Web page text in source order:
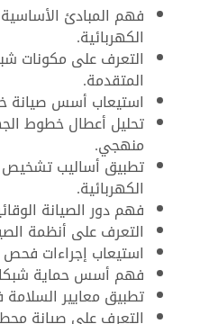
فهم المبادئ
الكهربائية.
التعرف على مكونات
المتقدمة.
استيعاب أسس صيانة
تحليل أعطال خطوط
منهجي.
تطبيق أساليب تشخيص
الكهربائية.
فهم دور الصيانة
التعرف على أنظمة
استيعاب إجراءات
فهم أسس حماية
تطبيق معايير
التعرف على صيانة